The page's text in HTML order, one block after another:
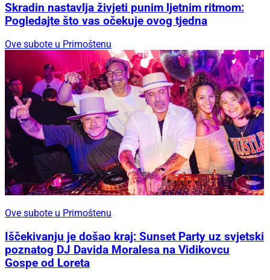
Skradin nastavlja živjeti punim ljetnim ritmom:
Pogledajte što vas očekuje ovog tjedna
Ove subote u Primoštenu
Ove subote u Primoštenu
Iščekivanju je došao kraj: Sunset Party uz svjetski
poznatog DJ Davida Moralesa na Vidikovcu
Gospe od Loreta